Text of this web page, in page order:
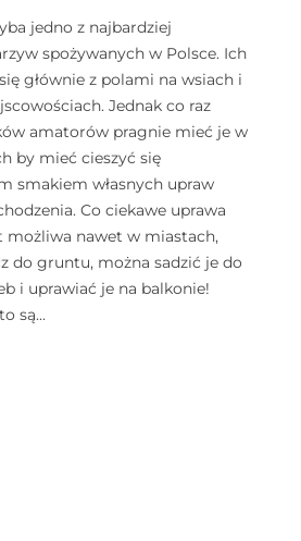
jedno z najbardziej
spożywanych w Polsce. Ich
głównie z polami na wsiach i
Jednak co raz
amatorów pragnie mieć je w
by mieć cieszyć się
smakiem własnych upraw
Co ciekawe uprawa
możliwa nawet w miastach,
do gruntu, można sadzić je do
i uprawiać je na balkonie!
są...